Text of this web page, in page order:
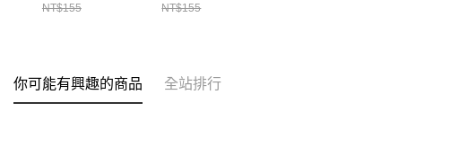
NT$155 NT$155
你可能有興趣的商品 全站排行